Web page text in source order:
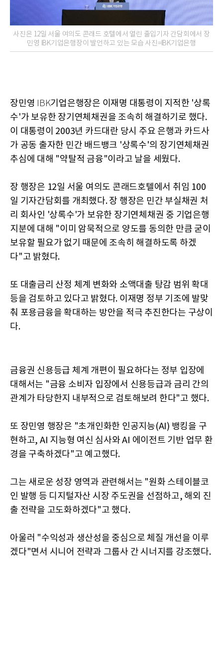
사진은 12일 서울 여의도 콘래드 호텔에서 열린 출입기자 간담회에서 장
민영 IBK기업은행장이 발언하고 있는 모습 사진=IBK기업은행
장민영 IBK기업은행장은 이재명 대통령이 지적한 '상록
수'가 보유한 장기연체채권을 조속히 해결하기로 했다.
이 대통령이 2003년 카드대란 당시 주요 은행과 카드사
가 공동 출자한 민간 배드뱅크 '상록수'의 장기연체채권
추심에 대해 "약탈적 금융"이라고 날을 세웠다.
장 행장은 12일 서울 여의도 콘래드호텔에서 취임 100
일 기자간담회를 개최했다. 장 행장은 민간 부실채권 처
리 회사인 '상록수'가 보유한 장기연체채권 중 기업은행
지분에 대해 "이미 암묵적으로 양도를 동의한 만큼 굳이
보유할 필요가 없기 때문에 조속히 해결하도록 하겠
다"고 밝혔다.
또 대출금리 산정 체계 변화와 소액대출 탕감 범위 확대
등을 검토하고 있다고 밝혔다. 이재명 정부 기조에 발맞
춰 포용금융을 확대하는 방안을 적극 추진한다는 구상이
다.
금융권 신용등급 체계 개편이 필요하다는 정부 입장에
대해서는 "금융 소비자 입장에서 신용등급과 금리 간의
관계가 타당한지 내부적으로 검토해보려 한다"고 했다.
또 장민영 행장은 "초개인화한 인공지능(AI) 뱅킹을 구
현하고, AI 지능형 여신 심사와 AI 에이전트 기반 업무 환
경을 구축하겠다"고 예고했다.
그는 새로운 성장 영역과 관련해서는 "원화 스테이블코
인 발행 등 디지털자산 시장 주도권을 선점하고, 해외 진
출 전략을 고도화하겠다"고 했다.
아울러 "수익성과 생산성을 중심으로 체질 개선을 이루
겠다"면서 시니어 전략과 그룹사 간 시너지를 강조했다.